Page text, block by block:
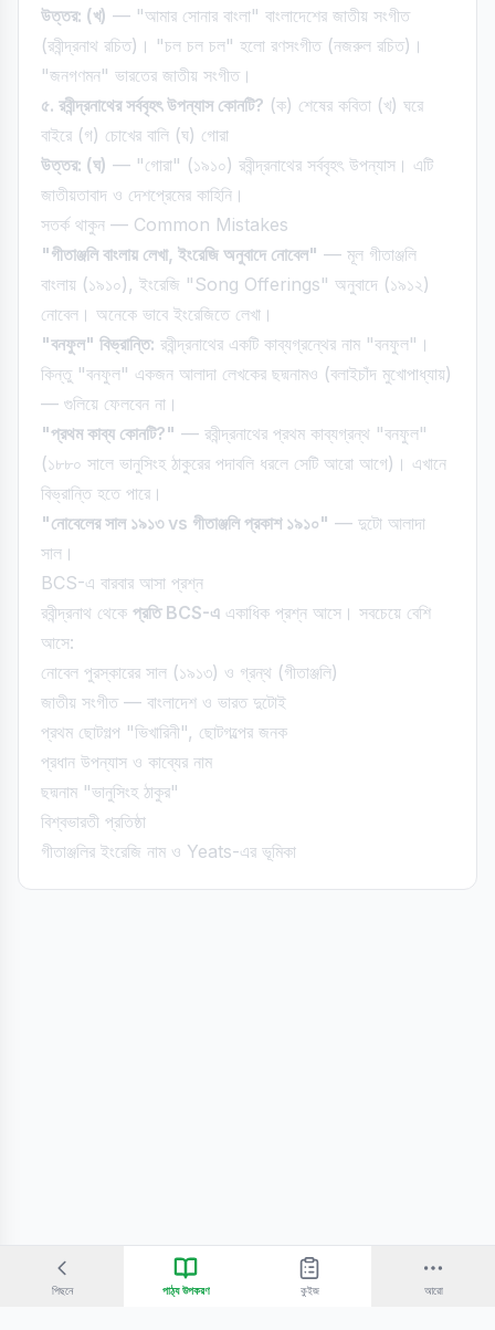
উত্তর: (খ) — "আমার সোনার বাংলা" বাংলাদেশের জাতীয় সংগীত
(রবীন্দ্রনাথ রচিত)। "চল চল চল" হলো রণসংগীত (নজরুল রচিত)।
"জনগণমন" ভারতের জাতীয় সংগীত।
৫. রবীন্দ্রনাথের সর্ববৃহৎ উপন্যাস কোনটি? (ক) শেষের কবিতা (খ) ঘরে
বাইরে (গ) চোখের বালি (ঘ) গোরা
উত্তর: (ঘ) — "গোরা" (১৯১০) রবীন্দ্রনাথের সর্ববৃহৎ উপন্যাস। এটি
জাতীয়তাবাদ ও দেশপ্রেমের কাহিনি।
সতর্ক থাকুন — Common Mistakes
"গীতাঞ্জলি বাংলায় লেখা, ইংরেজি অনুবাদে নোবেল" — মূল গীতাঞ্জলি
বাংলায় (১৯১০), ইংরেজি "Song Offerings" অনুবাদে (১৯১২)
নোবেল। অনেকে ভাবে ইংরেজিতে লেখা।
"বনফুল" বিভ্রান্তি: রবীন্দ্রনাথের একটি কাব্যগ্রন্থের নাম "বনফুল"।
কিন্তু "বনফুল" একজন আলাদা লেখকের ছদ্মনামও (বলাইচাঁদ মুখোপাধ্যায়)
— গুলিয়ে ফেলবেন না।
"প্রথম কাব্য কোনটি?" — রবীন্দ্রনাথের প্রথম কাব্যগ্রন্থ "বনফুল"
(১৮৮০ সালে ভানুসিংহ ঠাকুরের পদাবলি ধরলে সেটি আরো আগে)। এখানে
বিভ্রান্তি হতে পারে।
"নোবেলের সাল ১৯১৩ vs গীতাঞ্জলি প্রকাশ ১৯১০" — দুটো আলাদা
সাল।
BCS-এ বারবার আসা প্রশ্ন
রবীন্দ্রনাথ থেকে প্রতি BCS-এ একাধিক প্রশ্ন আসে। সবচেয়ে বেশি
আসে:
নোবেল পুরস্কারের সাল (১৯১৩) ও গ্রন্থ (গীতাঞ্জলি)
জাতীয় সংগীত — বাংলাদেশ ও ভারত দুটোই
প্রথম ছোটগল্প "ভিখারিনী", ছোটগল্পের জনক
প্রধান উপন্যাস ও কাব্যের নাম
ছদ্মনাম "ভানুসিংহ ঠাকুর"
বিশ্বভারতী প্রতিষ্ঠা
গীতাঞ্জলির ইংরেজি নাম ও Yeats-এর ভূমিকা
পিছনে পাঠ্য উপকরণ কুইজ আরো